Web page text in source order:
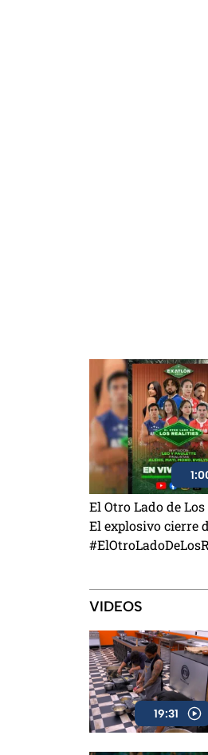
El Otro Lado de
El explosivo cierre
VIDEOS
19:31